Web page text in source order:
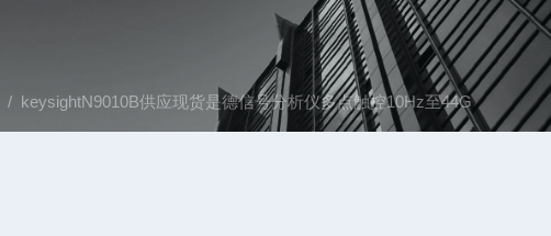
/ keysightN9010B供应现货是德信号分析仪多点触控10Hz至44G